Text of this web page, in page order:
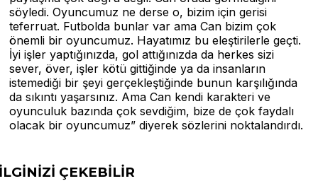
söyledi. Oyuncumuz ne derse o, bizim için gerisi
teferruat. Futbolda bunlar var ama Can bizim çok
önemli bir oyuncumuz. Hayatımız bu eleştirilerle geçti.
İyi işler yaptığınızda, gol attığınızda da herkes sizi
sever, över, işler kötü gittiğinde ya da insanların
istemediği bir şeyi gerçekleştiğinde bunun karşılığında
da sıkıntı yaşarsınız. Ama Can kendi karakteri ve
oyunculuk bazında çok sevdiğim, bize de çok faydalı
olacak bir oyuncumuz” diyerek sözlerini noktalandırdı.
ÇEKEBİLİR